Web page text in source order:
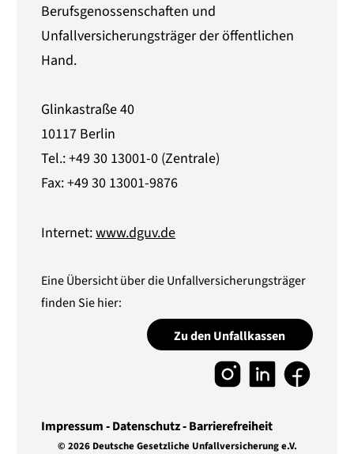
Berufsgenossenschaften und
Unfallversicherungsträger der öffentlichen
Hand.
Glinkastraße 40
10117 Berlin
Tel.: +49 30 13001-0 (Zentrale)
Fax: +49 30 13001-9876
Internet:www.dguv.de
Eine Übersicht über die Unfallversicherungsträger
finden Sie hier:
Zu den Unfallkassen
Impressum Datenschutz Barrierefreiheit
© 2026 Deutsche Gesetzliche Unfallversicherung e.V.